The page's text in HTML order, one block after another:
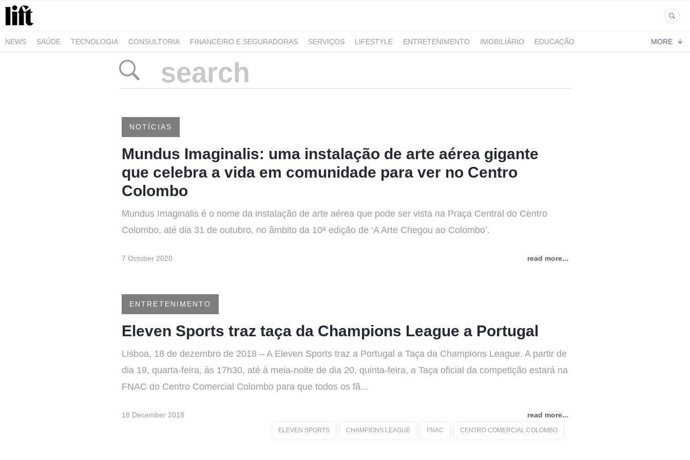
NEWS SAÚDE TECNOLOGIA CONSULTORIA FINANCEIRO E SEGURADORAS SERVIÇOS LIFESTYLE ENTRETENIMENTO IMOBILIÁRIO
EDUCAÇÃO
NEGÓCIOS & EMPRESAS
MORE
NOTÍCIAS
Mundus Imaginalis: uma instalação de arte aérea gigante
que celebra a vida em comunidade para ver no Centro
Colombo
Mundus Imaginalis é o nome da instalação de arte aérea que pode ser vista na Praça Central do Centro
Colombo, até dia 31 de outubro, no âmbito da 10ª edição de ‘A Arte Chegou ao Colombo’.
7 October 2020 read more...
ENTRETENIMENTO
Eleven Sports traz taça da Champions League a Portugal
Lisboa, 18 de dezembro de 2018 – A Eleven Sports traz a Portugal a Taça da Champions League. A partir de
dia 19, quarta-feira, às 17h30, até à meia-noite de dia 20, quinta-feira, a Taça oficial da competição estará na
FNAC do Centro Comercial Colombo para que todos os fã...
18 December 2018 read more...
ELEVEN SPORTS CHAMPIONS LEAGUE FNAC CENTRO COMERCIAL COLOMBO